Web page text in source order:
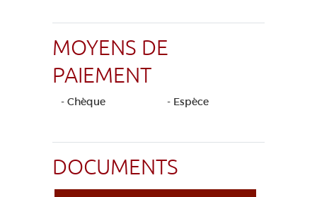
MOYENS DE
PAIEMENT
- Chèque - Espèce
DOCUMENTS